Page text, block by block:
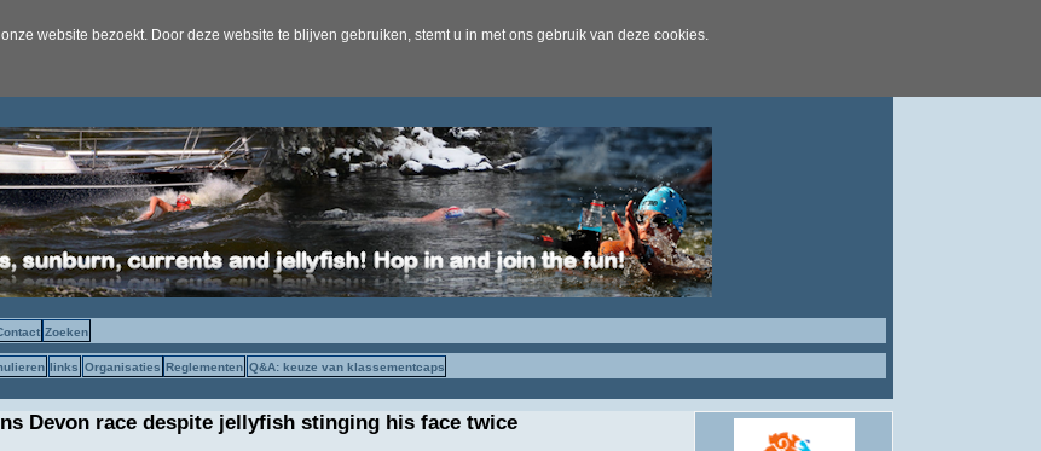
website bezoekt. Door deze website te blijven gebruiken, stemt u in met ons gebruik van deze cookies.
Zoeken
links Organisaties Reglementen Q&A: keuze van klassementcaps
Devon race despite jellyfish stinging his face twice